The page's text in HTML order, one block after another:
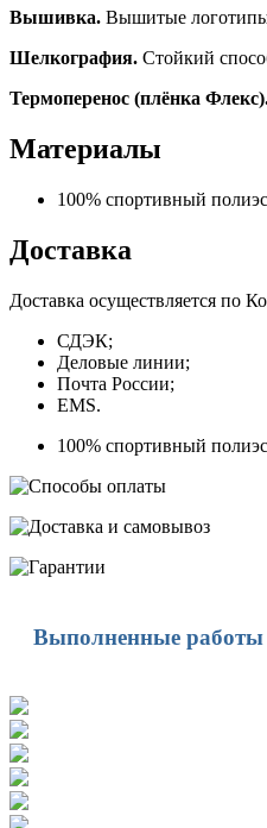
Вышивка. Вышитые логотипы
Шелкография. Стойкий
Термоперенос (плёнка
Материалы
100% спортивный
Доставка
Доставка осуществляется по
СДЭК;
Деловые линии;
Почта России;
EMS.
100% спортивный
Выполненные работы